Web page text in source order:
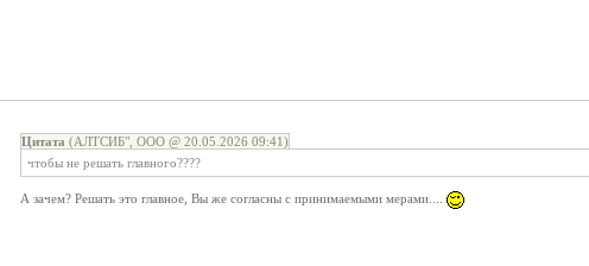
Цитата (АЛТСИБ", ООО @ 20.05.2026 09:41)
чтобы не решать главного????
А зачем? Решать это главное, Вы же согласны с принимаемыми мерами....